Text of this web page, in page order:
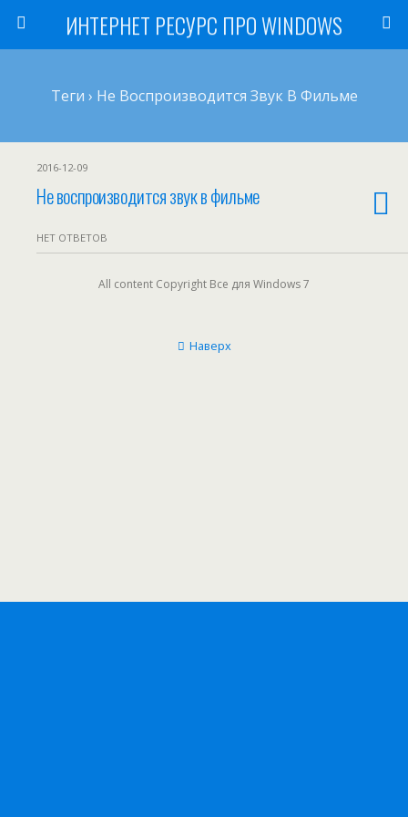
ИНТЕРНЕТ РЕСУРС ПРО WINDOWS
Теги › Не Воспроизводится Звук В Фильме
2016-12-09
Не воспроизводится звук в фильме
НЕТ ОТВЕТОВ
All content Copyright Все для Windows 7
Наверх